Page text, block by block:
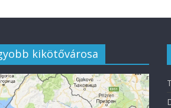
kikötővárosa